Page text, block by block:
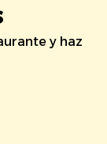
y haz